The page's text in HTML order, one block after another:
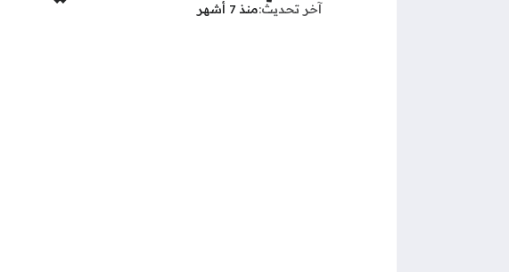
آخر تحديث منذ 7 أشهر